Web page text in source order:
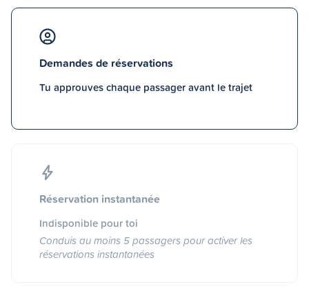
Demandes de réservations
Tu approuves chaque passager avant le trajet
Réservation instantanée
Indisponible pour toi
Conduis au moins 5 passagers pour activer les
réservations instantanées